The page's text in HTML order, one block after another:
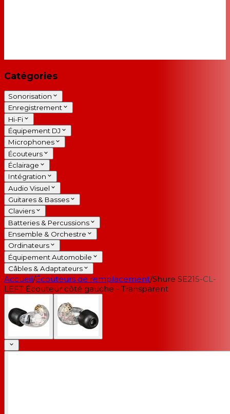
Catégories
Sonorisation
Enregistrement
Hi-Fi
Équipement DJ
Microphones
Écouteurs
Éclairage
Intégration
Audio Visuel
Guitares & Basses
Claviers
Batteries & Percussions
Ensemble & Orchestre
Ordinateurs
Équipement Automobile
Câbles & Adaptateurs
Accueil/Écouteurs de remplacement/Shure SE215-CL-
LEFT Écouteur côté gauche - Transparent